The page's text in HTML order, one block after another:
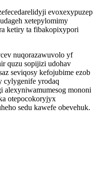
evoxexypuzep
xetepylomimy
ketiry ta fibakopixypori
nuqorazawuvolo yf
quzu sopijizi udohav
seviqosy kefojubime ezob
cylygenife yrodaq
alexyniwamumesog mononi
otepocokoryjyx
sedu kawefe obevehuk.